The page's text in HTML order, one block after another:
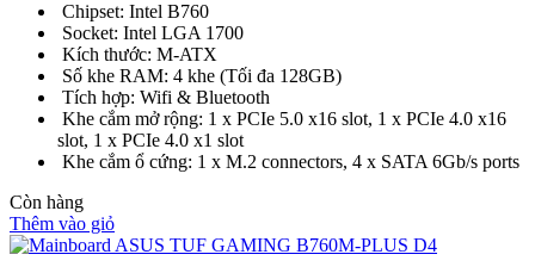
Chipset: Intel B760
Socket: Intel LGA 1700
Kích thước: M-ATX
Số khe RAM: 4 khe (Tối đa 128GB)
Tích hợp: Wifi & Bluetooth
Khe cắm mở rộng: 1 x PCIe 5.0 x16 slot, 1 x PCIe 4.0 x16
slot, 1 x PCIe 4.0 x1 slot
Khe cắm ổ cứng: 1 x M.2 connectors, 4 x SATA 6Gb/s ports
Còn hàng
Thêm vào giỏ